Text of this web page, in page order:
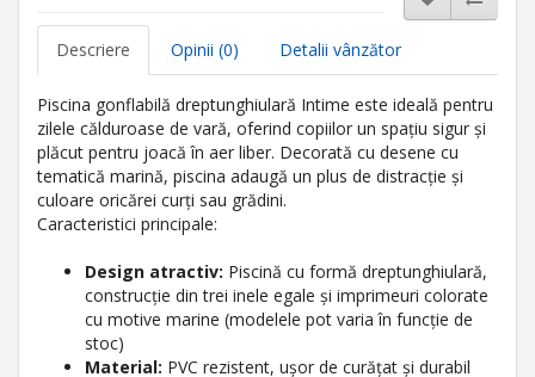
Descriere Opinii (0) Detalii vânzător
Piscina gonflabilă dreptunghiulară Intime este ideală pentru
zilele călduroase de vară, oferind copiilor un spațiu sigur și
plăcut pentru joacă în aer liber. Decorată cu desene cu
tematică marină, piscina adaugă un plus de distracție și
culoare oricărei curți sau grădini.
Caracteristici principale:
Design atractiv: Piscină cu formă dreptunghiulară,
construcție din trei inele egale și imprimeuri colorate
cu motive marine (modelele pot varia în funcție de
stoc)
Material: PVC rezistent, ușor de curățat și durabil